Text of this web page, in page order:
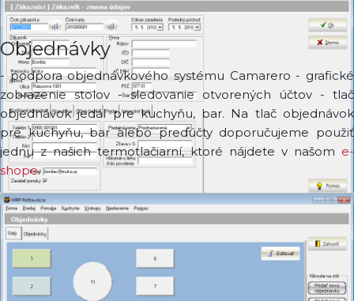
Objednávky
- podpora objednávkového systému Camarero - grafické
zobrazenie stolov - sledovanie otvorených účtov - tlač
objednávok jedál pre kuchyňu, bar. Na tlač objednávok
pre kuchyňu, bar alebo predúčty doporučujeme použiť
jednu z našich termotlačiarní, ktoré nájdete v našom e-
shope.